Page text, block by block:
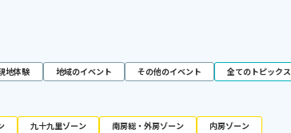
地体験 地域のイベント その他のイベント 全てのトピックス
九十九里ゾーン 南房総・外房ゾーン 内房ゾーン